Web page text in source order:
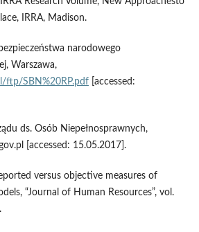
IRRA, Madison.
narodowego
Warszawa,
ftp/SBN%20RP.pdf[accessed:
ds. Osób Niepełnosprawnych,
[accessed: 15.05.2017].
versus objective measures of
“Journal of Human Resources”, vol.